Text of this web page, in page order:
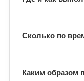
В большинстве
Сколько по
В среднем
Каким образом